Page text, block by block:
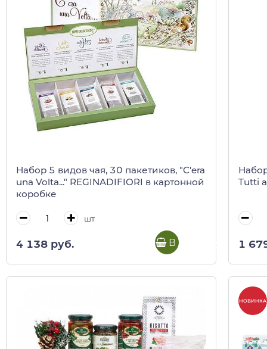
Набор 5 видов чая, 30 пакетиков, "C'era
una Volta..." REGINADIFIORI в картонной
коробке
шт
4 138 руб. В корзину
Tutti
1
НОВИНКА